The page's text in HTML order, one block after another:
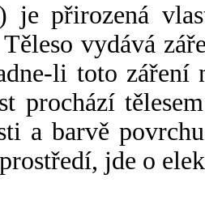
je přirozená
Těleso vydává
li toto záření
prochází
a barvě
jde o